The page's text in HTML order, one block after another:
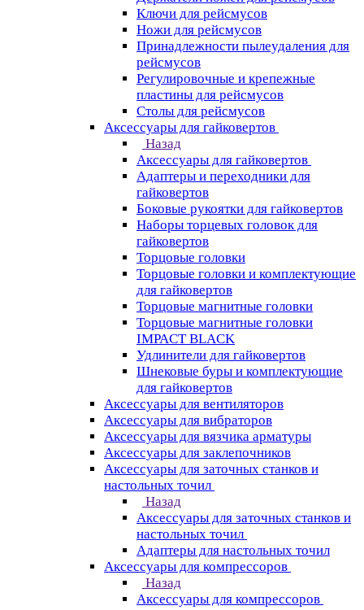
Ключи для рейсмусов
Ножи для рейсмусов
Принадлежности пылеудаления для
рейсмусов
Регулировочные и крепежные
пластины для рейсмусов
Столы для рейсмусов
Аксессуары для гайковертов
Назад
Аксессуары для гайковертов
Адаптеры и переходники для
гайковертов
Боковые рукоятки для гайковертов
Наборы торцевых головок для
гайковертов
Торцовые головки
Торцовые головки и комплектующие
для гайковертов
Торцовые магнитные головки
Торцовые магнитные головки
IMPACT BLACK
Удлинители для гайковертов
Шнековые буры и комплектующие
для гайковертов
Аксессуары для вентиляторов
Аксессуары для вибраторов
Аксессуары для вязчика арматуры
Аксессуары для заклепочников
Аксессуары для заточных станков и
настольных точил
Назад
Аксессуары для заточных станков и
настольных точил
Адаптеры для настольных точил
Аксессуары для компрессоров
Назад
Аксессуары для компрессоров